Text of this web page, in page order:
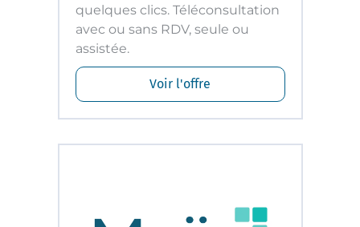
quelques clics. Téléconsultation
avec ou sans RDV, seule ou
assistée.
Voir l'offre